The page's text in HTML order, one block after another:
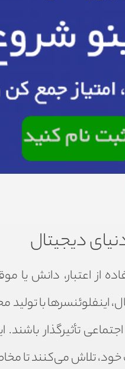
دیجیتال
از اعتبار، دانش
اینفلوئنسرها با
تأثیرگذار
تلاش می‌کنند تا